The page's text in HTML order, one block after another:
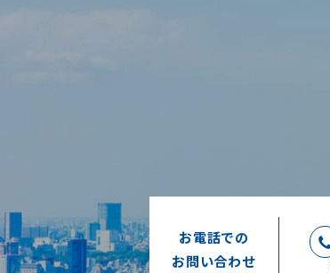
お電話での
お問い合わせ